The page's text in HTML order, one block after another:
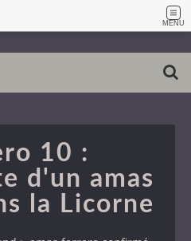
MENU
10 :
d'un amas
la Licorne